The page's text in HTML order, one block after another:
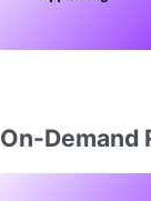
On-Demand